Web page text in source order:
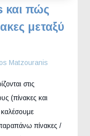
και πώς
μεταξύ
Matzouranis
στις
(πίνακες και
πίνακες /